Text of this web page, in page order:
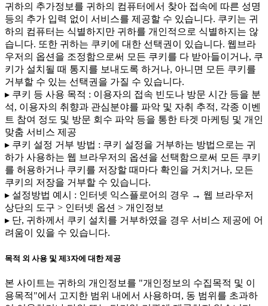
귀하의 추가정보를 귀하의 컴퓨터에서 찾아 접속에 따른 성명
등의 추가 입력 없이 서비스를 제공할 수 있습니다. 쿠키는 귀
하의 컴퓨터는 식별하지만 귀하를 개인적으로 식별하지는 않
습니다. 또한 귀하는 쿠키에 대한 선택권이 있습니다. 웹브라
우저의 옵션을 조정함으로써 모든 쿠키를 다 받아들이거나, 쿠
키가 설치될 때 통지를 보내도록 하거나, 아니면 모든 쿠키를
거부할 수 있는 선택권을 가질 수 있습니다.
▸ 쿠키 등 사용 목적 : 이용자의 접속 빈도나 방문 시간 등을 분
석, 이용자의 취향과 관심분야를 파악 및 자취 추적, 각종 이벤
트 참여 정도 및 방문 회수 파악 등을 통한 타겟 마케팅 및 개인
맞춤 서비스 제공
▸ 쿠키 설정 거부 방법 : 쿠키 설정을 거부하는 방법으로는 귀
하가 사용하는 웹 브라우저의 옵션을 선택함으로써 모든 쿠키
를 허용하거나 쿠키를 저장할 때마다 확인을 거치거나, 모든
쿠키의 저장을 거부할 수 있습니다.
▸ 설정방법 예시 : 인터넷 익스플로어의 경우 → 웹 브라우저
상단의 도구 > 인터넷 옵션 > 개인정보
▸ 단, 귀하께서 쿠키 설치를 거부하였을 경우 서비스 제공에 어
려움이 있을 수 있습니다.
목적 외 사용 및 제3자에 대한 제공
본 사이트는 귀하의 개인정보를 "개인정보의 수집목적 및 이
용목적"에서 고지한 범위 내에서 사용하며, 동 범위를 초과하